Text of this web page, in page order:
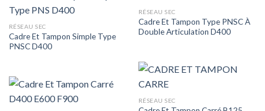
RÉSEAU SEC
Cadre Et Tampon Type PNSC À
Double Articulation D400
RÉSEAU SEC
Cadre Et Tampon Simple Type
PNSC D400
RÉSEAU SEC